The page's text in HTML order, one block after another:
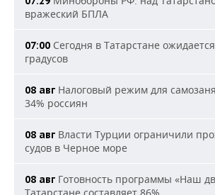
вражеский БПЛА
07:00 Сегодня в Татарстане
градусов
08 авг Налоговый режим для
34% россиян
08 авг Власти Турции ограничили
судов в Черное море
08 авг Готовность программы «Наш